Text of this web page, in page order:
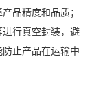
品精度和品质；
行真空封装，避
止产品在运输中